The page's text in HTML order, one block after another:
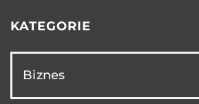
KATEGORIE
Biznes